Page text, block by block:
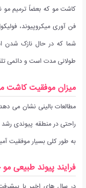
کاشت مو که بعضاً ترمیم مو
فن آوری میکروپیوند،
شما که در حال نازک شدن
طولانی مدت است و دائمی
میزان موفقیت کاشت
راحتی در منطقه پیوندی
به طور کلی بسیار موفقیت
فرایند پیوند طبیعی